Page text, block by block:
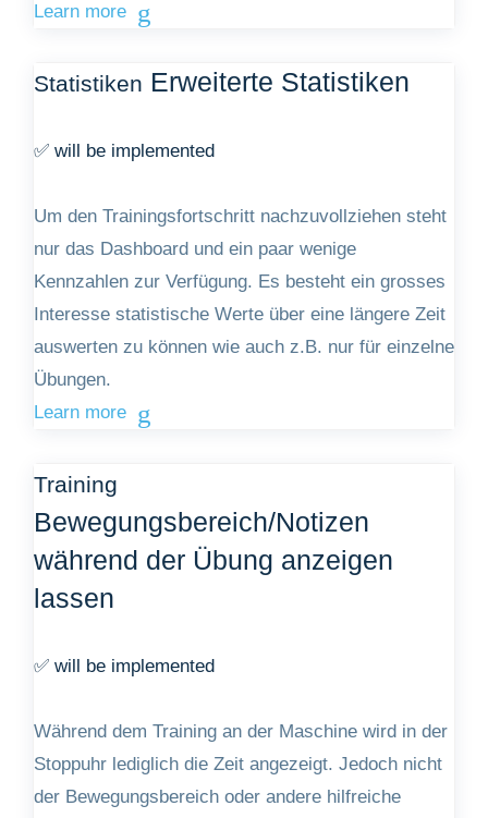
Learn more
Statistiken Erweiterte Statistiken
✅ will be implemented
Um den Trainingsfortschritt nachzuvollziehen steht
nur das Dashboard und ein paar wenige
Kennzahlen zur Verfügung. Es besteht ein grosses
Interesse statistische Werte über eine längere Zeit
auswerten zu können wie auch z.B. nur für einzelne
Übungen.
Learn more
Training
Bewegungsbereich/Notizen
während der Übung anzeigen
lassen
✅ will be implemented
Während dem Training an der Maschine wird in der
Stoppuhr lediglich die Zeit angezeigt. Jedoch nicht
der Bewegungsbereich oder andere hilfreiche